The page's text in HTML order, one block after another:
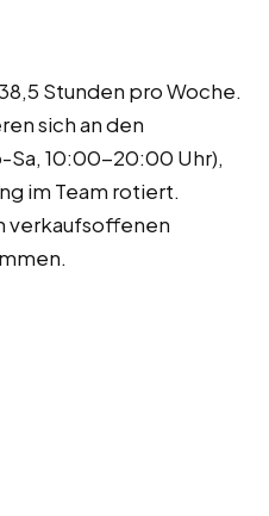
Stunden pro Woche.
sich an den
Sa, 10:00-20:00 Uhr),
im Team rotiert.
verkaufsoffenen